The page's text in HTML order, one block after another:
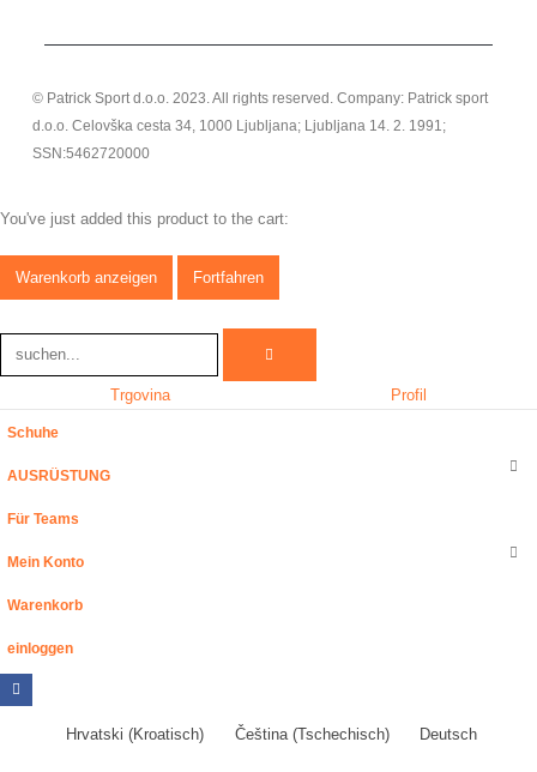
© Patrick Sport d.o.o. 2023. All rights reserved. Company: Patrick sport
d.o.o. Celovška cesta 34, 1000 Ljubljana; Ljubljana 14. 2. 1991;
SSN:5462720000
You've just added this product to the cart:
Warenkorb anzeigen Fortfahren
Trgovina Profil
Schuhe
AUSRÜSTUNG
Für Teams
Mein Konto
Warenkorb
einloggen
Hrvatski (Kroatisch) Čeština(Tschechisch) Deutsch